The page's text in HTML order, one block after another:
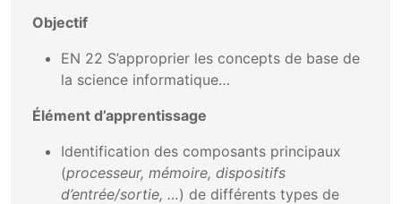
Objectif
EN 22 S’approprier les concepts de base de
la science informatique…
Élément d’apprentissage
Identification des composants principaux
(processeur, mémoire, dispositifs
d’entrée/sortie, …) de différents types de